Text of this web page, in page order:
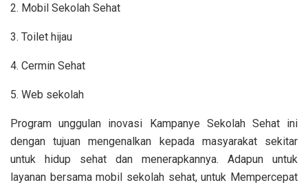
2. Mobil Sekolah Sehat
3. Toilet hijau
4. Cermin Sehat
5. Web sekolah
Program unggulan inovasi Kampanye Sekolah Sehat ini
dengan tujuan mengenalkan kepada masyarakat sekitar
untuk hidup sehat dan menerapkannya. Adapun untuk
layanan bersama mobil sekolah sehat, untuk Mempercepat